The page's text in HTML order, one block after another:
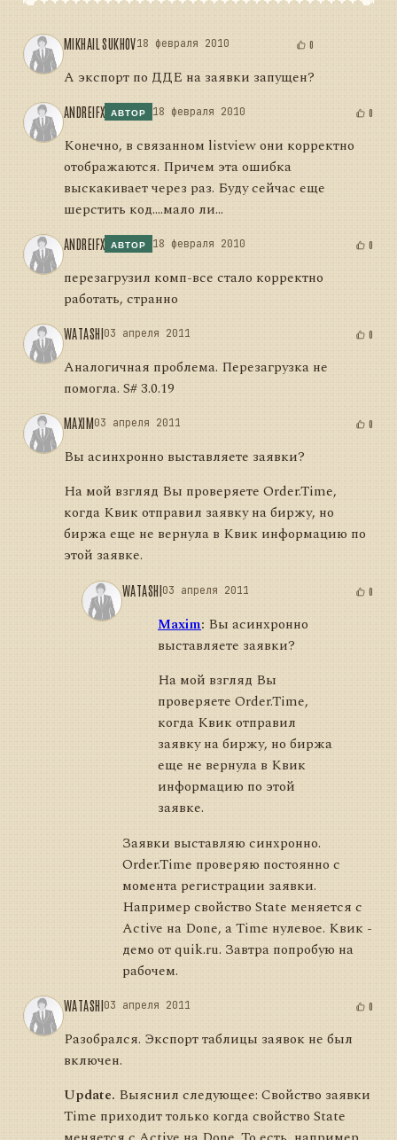
MIKHAIL SUKHOV18 февраля 2010 0
А экспорт по ДДЕ на заявки запущен?
ANDREIFX АВТОР 18 февраля 2010 0
Конечно, в связанном listview они корректно
отображаются. Причем эта ошибка
выскакивает через раз. Буду сейчас еще
шерстить код....мало ли...
ANDREIFX АВТОР 18 февраля 2010 0
перезагрузил комп-все стало корректно
работать, странно
WATASHI 03 апреля 2011 0
Аналогичная проблема. Перезагрузка не
помогла. S# 3.0.19
MAXIM03 апреля 2011 0
Вы асинхронно выставляете заявки?
На мой взгляд Вы проверяете Order.Time,
когда Квик отправил заявку на биржу, но
биржа еще не вернула в Квик информацию по
этой заявке.
WATASHI 03 апреля 2011 0
Maxim: Вы асинхронно
выставляете заявки?
На мой взгляд Вы
проверяете Order.Time,
когда Квик отправил
заявку на биржу, но биржа
еще не вернула в Квик
информацию по этой
заявке.
Заявки выставляю синхронно.
Order.Time проверяю постоянно с
момента регистрации заявки.
Например свойство State меняется с
Active на Done, а Time нулевое. Квик -
демо от quik.ru. Завтра попробую на
рабочем.
WATASHI 03 апреля 2011 0
Разобрался. Экспорт таблицы заявок не был
включен.
Update. Выяснил следующее: Свойство заявки
Time приходит только когда свойство State